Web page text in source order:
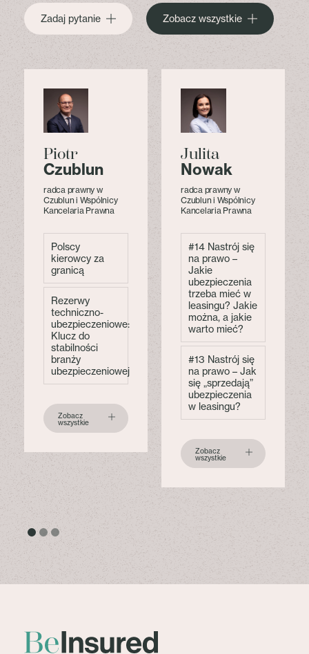
Zadaj pytanie Zobacz wszystkie
Piotr
Czublun
radca prawny w
Czublun i Wspólnicy
Kancelaria Prawna
Polscy
kierowcy za
granicą
Rezerwy
techniczno-
ubezpieczeniowe:
Klucz do
stabilności
branży
ubezpieczeniowej
Zobacz
wszystkie
Julita
Nowak
radca prawny w
Czublun i Wspólnicy
Kancelaria Prawna
#14 Nastrój się
na prawo –
Jakie
ubezpieczenia
trzeba mieć w
leasingu? Jakie
można, a jakie
warto mieć?
#13 Nastrój się
na prawo – Jak
się „sprzedają”
ubezpieczenia
w leasingu?
Zobacz
wszystkie